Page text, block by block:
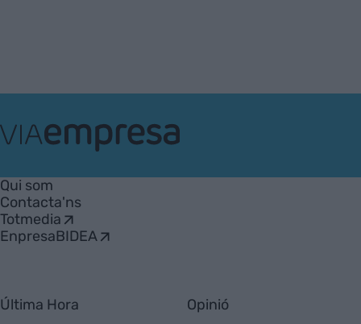
Empresa
Qui som
Contacta'ns
Totmedia
EnpresaBIDEA
Última Hora Opinió